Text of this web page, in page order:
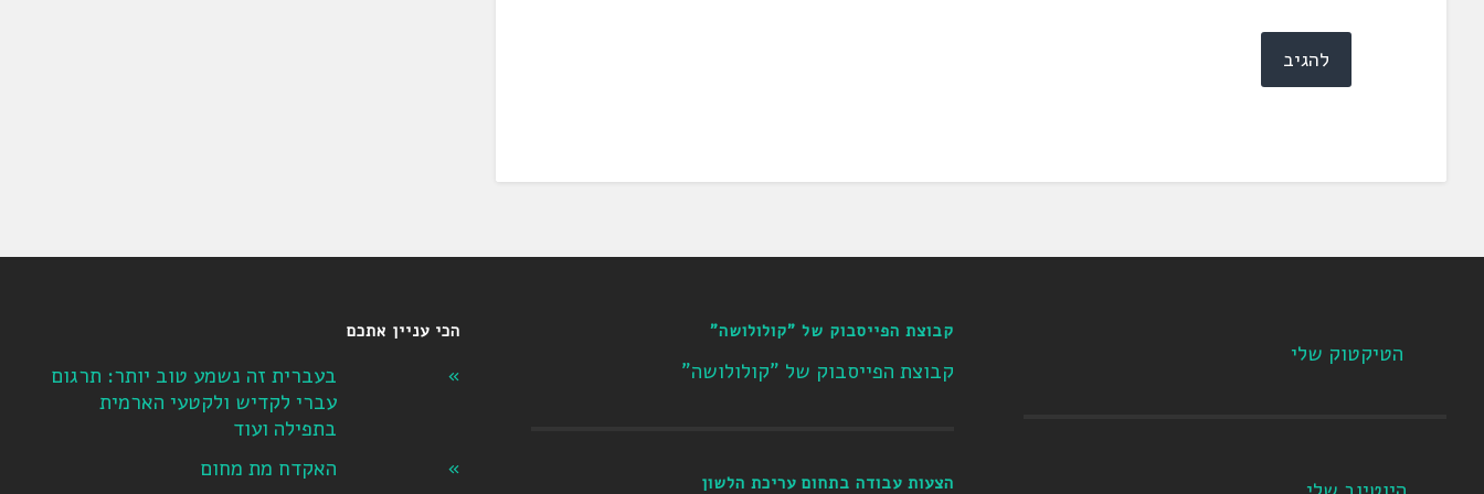
הטיקטוק שלי
קבוצת הפייסבוק של "קולולושה"
קבוצת הפייסבוק של "קולולושה"
הצעות עבודה בתחום עריכת הלשון
הכי עניין אתכם
בעברית זה נשמע טוב יותר: תרגום
עברי לקדיש ולקטעי הארמית
בתפילה ועוד
האקדח מת מחום